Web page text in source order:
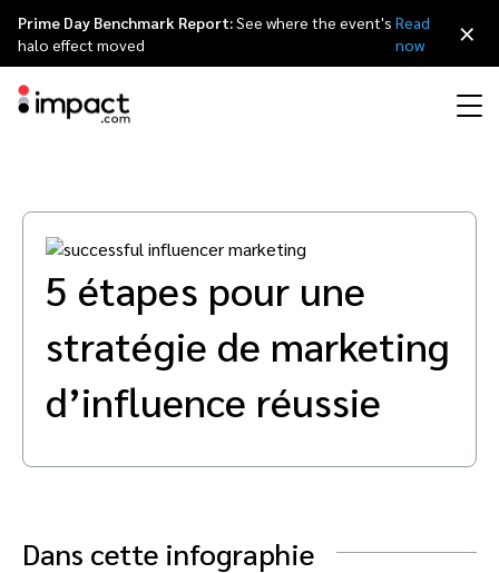
impact.com gère le cycle de vie de n'importe quel type de partenariat de
Recrutement
Tracking et Attribution Animation
Conformité et Anti-Fraude Optimisation
Creator
Advocate
Programme de parrainage
Mobile
Influenceurs partenaires
Partenaires Applications Mobiles
Partenaires technologiques
Partenaires technologiques répertoire
La Partnership Economy
Événements
Communiqués de presse
Italiano
Deutsch
Prime Day Benchmark Report:See where the event's
halo effect moved
Read
now
×
5 étapes pour une
stratégie de marketing
d’influence réussie
Dans cette infographie